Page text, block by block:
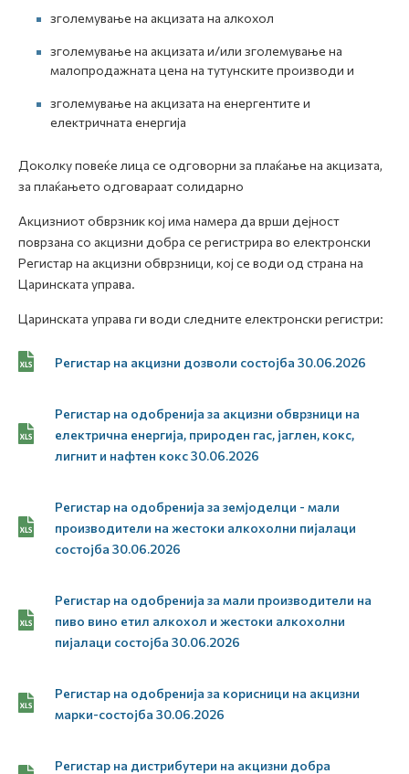
зголемување на акцизата на алкохол
зголемување на акцизата и/или зголемување на
малопродажната цена на тутунските производи и
зголемување на акцизата на енергентите и
електричната енергија
Доколку повеќе лица се одговорни за плаќање на акцизата,
за плаќањето одговараат солидарно
Акцизниот обврзник кој има намера да врши дејност
поврзана со акцизни добра се регистрира во електронски
Регистар на акцизни обврзници, кој се води од страна на
Царинската управа.
Царинската управа ги води следните електронски регистри:
Регистар на акцизни дозволи состојба 30.06.2026
Регистар на одобренија за акцизни обврзници на
електрична енергија, природен гас, јаглен, кокс,
лигнит и нафтен кокс 30.06.2026
Регистар на одобренија за земјоделци - мали
производители на жестоки алкохолни пијалаци
состојба 30.06.2026
Регистар на одобренија за мали производители на
пиво вино етил алкохол и жестоки алкохолни
пијалаци состојба 30.06.2026
Регистар на одобренија за корисници на акцизни
марки-состојба 30.06.2026
Регистар на дистрибутери на акцизни добра